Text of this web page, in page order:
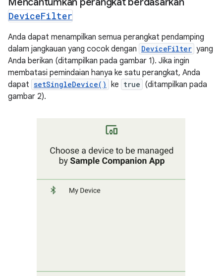
DeviceFilter
Anda dapat menampilkan semua perangkat pendamping
dalam jangkauan yang cocok dengan DeviceFilter yang
Anda berikan (ditampilkan pada gambar 1). Jika ingin
membatasi pemindaian hanya ke satu perangkat, Anda
dapat setSingleDevice() ke true (ditampilkan pada
gambar 2).